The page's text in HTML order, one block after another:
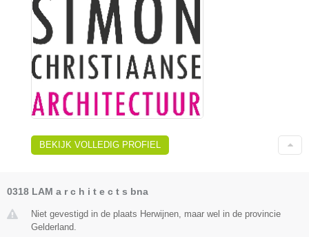
BEKIJK VOLLEDIG PROFIEL
0318 LAM a r c h i t e c t s bna
Niet gevestigd in de plaats Herwijnen, maar wel in de provincie
Gelderland.